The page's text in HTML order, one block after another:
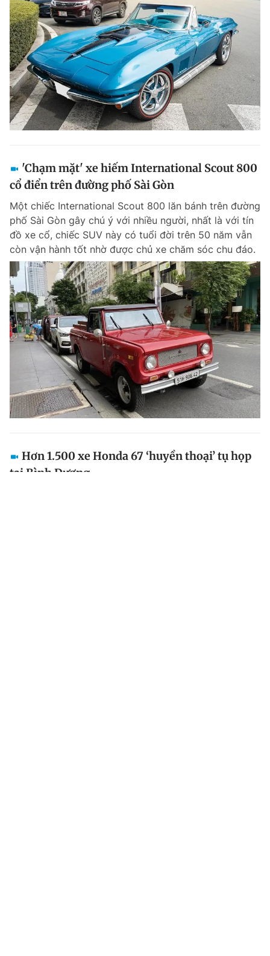
'Chạm mặt' xe hiếm International Scout 800
cổ điển trên đường phố Sài Gòn
Một chiếc International Scout 800 lăn bánh trên đường
phố Sài Gòn gây chú ý với nhiều người, nhất là với tín
đồ xe cổ, chiếc SUV này có tuổi đời trên 50 năm vẫn
còn vận hành tốt nhờ được chủ xe chăm sóc chu đáo.
Hơn 1.500 xe Honda 67 ‘huyền thoại’ tụ họp
tại Bình Dương